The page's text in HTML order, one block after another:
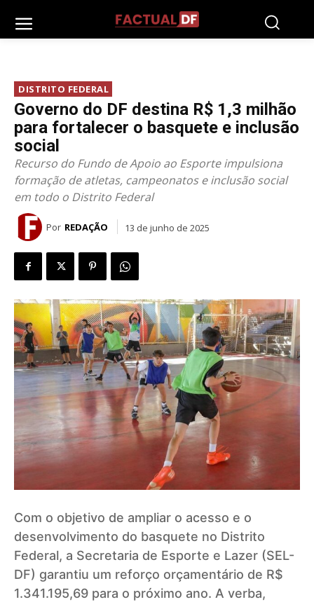
DISTRITO FEDERAL
Governo do DF destina R$ 1,3 milhão
para fortalecer o basquete e inclusão
social
Recurso do Fundo de Apoio ao Esporte impulsiona
formação de atletas, campeonatos e inclusão social
em todo o Distrito Federal
Por REDAÇÃO 13 de junho de 2025
Com o objetivo de ampliar o acesso e o
desenvolvimento do basquete no Distrito
Federal, a Secretaria de Esporte e Lazer (SEL-
DF) garantiu um reforço orçamentário de R$
1.341.195,69 para o próximo ano. A verba,